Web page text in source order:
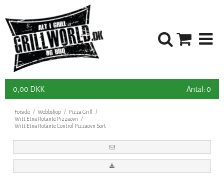
0,00 DKK Antal: 0
Forside / Webbshop / Pizza Grill
/
Witt Etna Rotante Pizzaovn
/
Witt Etna Rotante Control Pizzaovn Sort